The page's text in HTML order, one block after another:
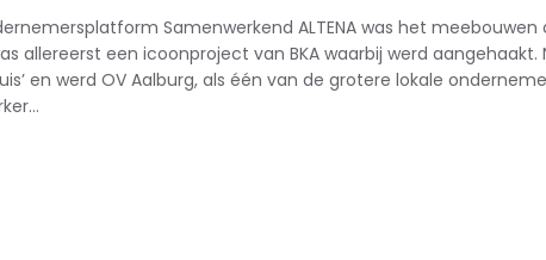
Samenwerkend ALTENA was het meebouwen
allereerst een icoonproject van BKA waarbij werd
en werd OV Aalburg, als één van de grotere lokale